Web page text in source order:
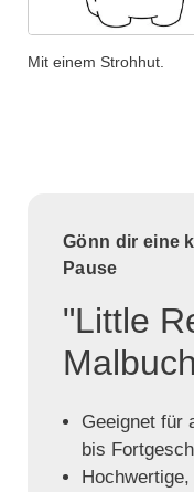
Mit einem Strohhut.
Gönn dir eine
Pause
"Little
Malbuch
Geeignet für
bis